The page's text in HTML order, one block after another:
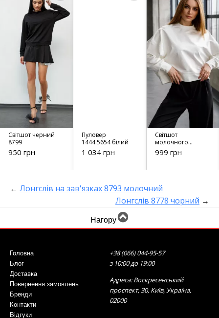
Світшот черний
8799
950 грн
Пуловер
1444.5654 білий
1 034 грн
Світшот
молочного
кольору 8806
999 грн
← Лонгслів на зав'язках 8793 молочний
Лонгслів 8778 чорний →
Нагору
Головна
Блог
Доставка
Повернення замовлень
Бренди
Контакти
Відгуки
+38 (066) 044-95-57
з 10:00 до 19:00
Адреса: Воскресенський
проспект, 30, Київ, Україна,
02000